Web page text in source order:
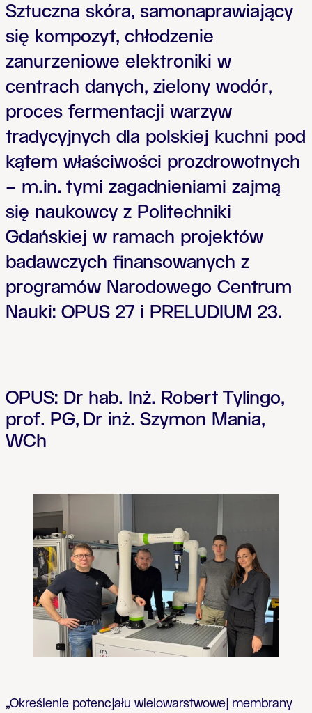
Sztuczna skóra, samonaprawiający
się kompozyt, chłodzenie
zanurzeniowe elektroniki w
centrach danych, zielony wodór,
proces fermentacji warzyw
tradycyjnych dla polskiej kuchni pod
kątem właściwości prozdrowotnych
– m.in. tymi zagadnieniami zajmą
się naukowcy z Politechniki
Gdańskiej w ramach projektów
badawczych finansowanych z
programów Narodowego Centrum
Nauki: OPUS 27 i PRELUDIUM 23.
OPUS: Dr hab. Inż. Robert Tylingo,
prof. PG, Dr inż. Szymon Mania,
WCh
„Określenie potencjału wielowarstwowej membrany